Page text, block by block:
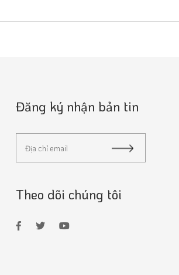
Đăng ký nhận bản tin
Theo dõi chúng tôi